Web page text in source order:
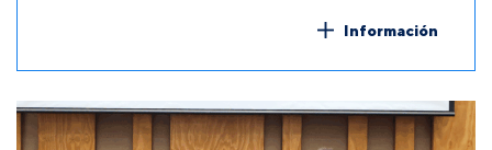
Información